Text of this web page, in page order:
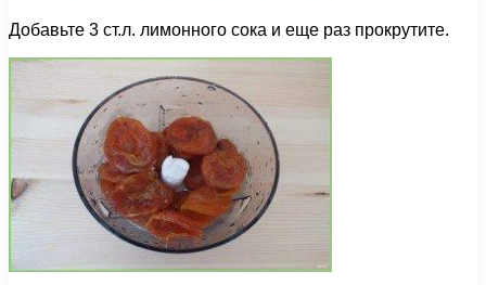
Добавьте 3 ст.л. лимонного сока и еще раз прокрутите.